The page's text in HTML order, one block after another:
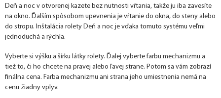
Deň a noc v otvorenej kazete bez nutnosti vŕtania, takže ju iba zavesíte
na okno. Ďalším spôsobom upevnenia je vŕtanie do okna, do steny alebo
do stropu. Inštalácia rolety Deň a noc je vďaka tomuto systému veľmi
jednoduchá a rýchla.
Vyberte si výšku a šírku látky rolety. Ďalej vyberte farbu mechanizmu a
tiež to, či ho chcete na pravej alebo ľavej strane. Potom sa vám zobrazí
finálna cena. Farba mechanizmu ani strana jeho umiestnenia nemá na
cenu žiadny vplyv.